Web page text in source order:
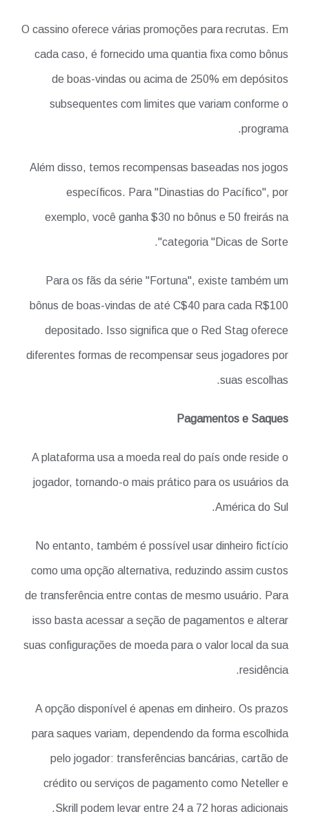
O cassino oferece várias promoções para recrutas. Em
cada caso, é fornecido uma quantia fixa como bônus
de boas-vindas ou acima de 250% em depósitos
subsequentes com limites que variam conforme o
programa.
Além disso, temos recompensas baseadas nos jogos
específicos. Para "Dinastias do Pacífico", por
exemplo, você ganha $30 no bônus e 50 freirás na
categoria "Dicas de Sorte".
Para os fãs da série "Fortuna", existe também um
bônus de boas-vindas de até C$40 para cada R$100
depositado. Isso significa que o Red Stag oferece
diferentes formas de recompensar seus jogadores por
suas escolhas.
Pagamentos e Saques
A plataforma usa a moeda real do país onde reside o
jogador, tornando-o mais prático para os usuários da
América do Sul.
No entanto, também é possível usar dinheiro fictício
como uma opção alternativa, reduzindo assim custos
de transferência entre contas de mesmo usuário. Para
isso basta acessar a seção de pagamentos e alterar
suas configurações de moeda para o valor local da sua
residência.
A opção disponível é apenas em dinheiro. Os prazos
para saques variam, dependendo da forma escolhida
pelo jogador: transferências bancárias, cartão de
crédito ou serviços de pagamento como Neteller e
Skrill podem levar entre 24 a 72 horas adicionais.